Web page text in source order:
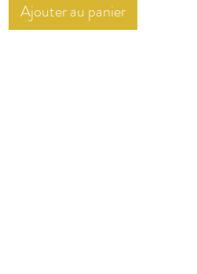
Ajouter au panier